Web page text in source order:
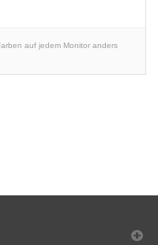
auf jedem Monitor anders